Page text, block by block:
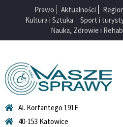
Prawo Aktualności
Kultura i Sztuka
Sport i
Nauka, Zdrowie i
Al. Korfantego 191E
40-153 Katowice